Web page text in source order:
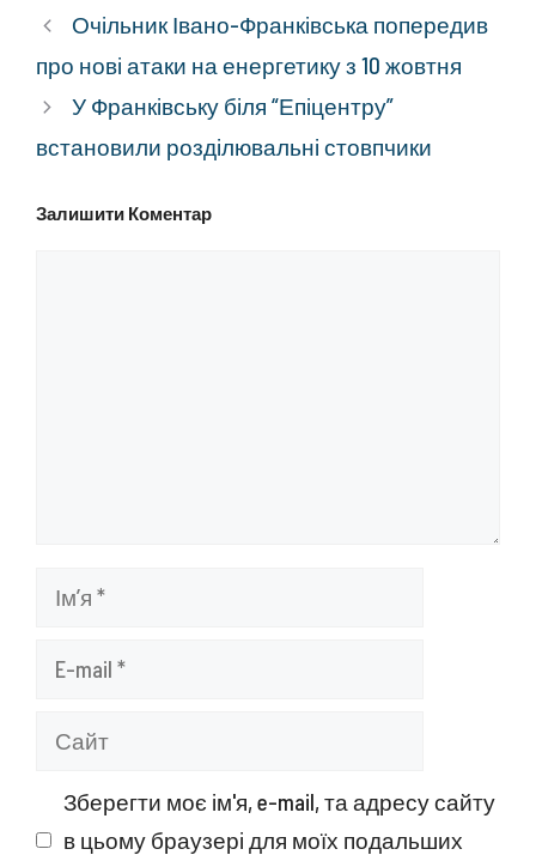
Очільник Івано-Франківська попередив
про нові атаки на енергетику з 10 жовтня
У Франківську біля “Епіцентру”
встановили розділювальні стовпчики
Залишити Коментар
Ім’я
Сайт
Зберегти моє ім'я, e-mail, та адресу сайту
в цьому браузері для моїх подальших